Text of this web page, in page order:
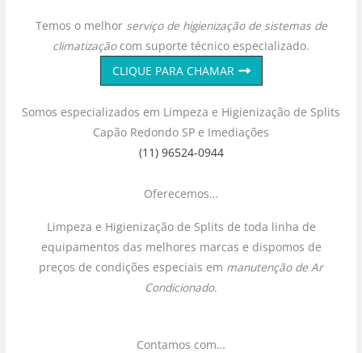
Temos o melhor serviço de higienização de sistemas de
climatizaçãocom suporte técnico especializado.
CLIQUE PARA CHAMAR
Somos especializados em Limpeza e Higienização de Splits
Capão Redondo SP e Imediações
(11) 96524-0944
Oferecemos…
Limpeza e Higienização de Splits de toda linha de
equipamentos das melhores marcas e dispomos de
preços de condições especiais em manutenção de Ar
Condicionado.
Contamos com…